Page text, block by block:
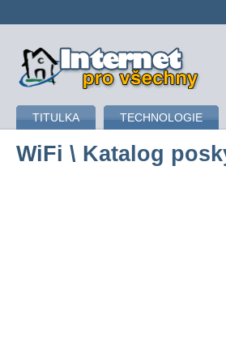
připojení k internetu
TITULKA TECHNOLOGIE
WiFi \ Katalog